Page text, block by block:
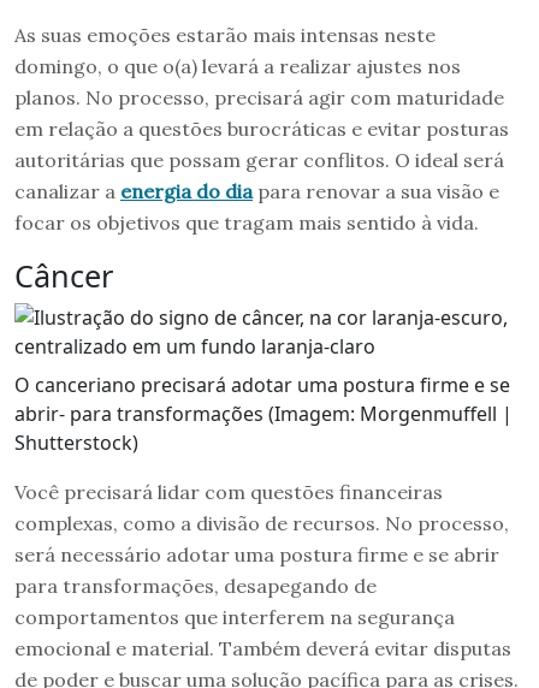
As suas emoções estarão mais intensas neste
domingo, o que o(a) levará a realizar ajustes nos
planos. No processo, precisará agir com maturidade
em relação a questões burocráticas e evitar posturas
autoritárias que possam gerar conflitos. O ideal será
canalizar a energia do diapara renovar a sua visão e
focar os objetivos que tragam mais sentido à vida.
Câncer
O canceriano precisará adotar uma postura firme e se
abrir- para transformações (Imagem: Morgenmuffell |
Shutterstock)
Você precisará lidar com questões financeiras
complexas, como a divisão de recursos. No processo,
será necessário adotar uma postura firme e se abrir
para transformações, desapegando de
comportamentos que interferem na segurança
emocional e material. Também deverá evitar disputas
de poder e buscar uma solução pacífica para as crises.